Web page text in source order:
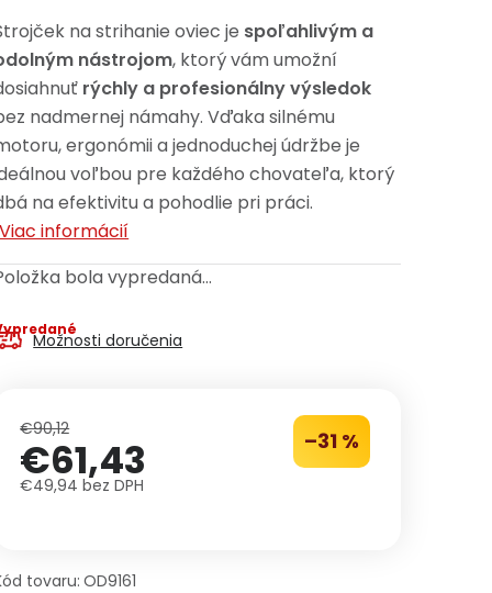
na strihanie oviec je spoľahlivým a
nástrojom, ktorý vám umožní
rýchly a profesionálny výsledok
nadmernej námahy. Vďaka silnému
ergonómii a jednoduchej údržbe je
voľbou pre každého chovateľa, ktorý
na efektivitu a pohodlie pri práci.
Viac informácií
bola vypredaná…
Možnosti doručenia
€90,12 –31 %
€61,43
€49,94 bez DPH
tovaru: OD9161